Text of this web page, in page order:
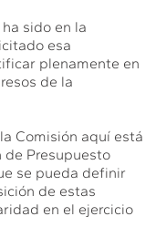
sido en la
esa
plenamente en
de la
Comisión aquí está
de Presupuesto
se pueda definir
de estas
en el ejercicio